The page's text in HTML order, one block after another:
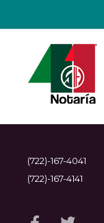
(722)-167-4041
(722)-167-4141